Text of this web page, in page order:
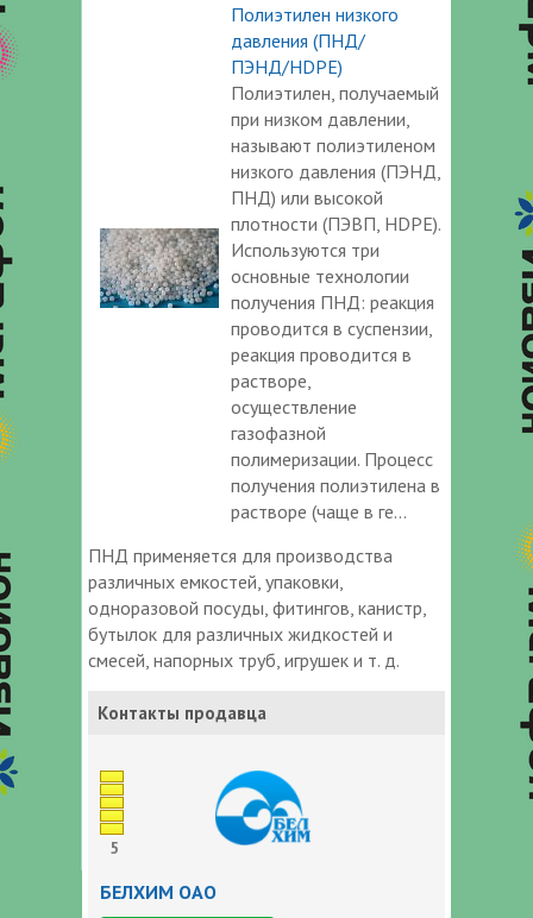
Полиэтилен низкого
давления (ПНД/
ПЭНД/HDPE)
Полиэтилен, получаемый
при низком давлении,
называют полиэтиленом
низкого давления (ПЭНД,
ПНД) или высокой
плотности (ПЭВП, HDPE).
Используются три
основные технологии
получения ПНД: реакция
проводится в суспензии,
реакция проводится в
растворе,
осуществление
газофазной
полимеризации. Процесс
получения полиэтилена в
растворе (чаще в ге...
ПНД применяется для производства
различных емкостей, упаковки,
одноразовой посуды, фитингов, канистр,
бутылок для различных жидкостей и
смесей, напорных труб, игрушек и т. д.
Контакты продавца
5
БЕЛХИМ ОАО